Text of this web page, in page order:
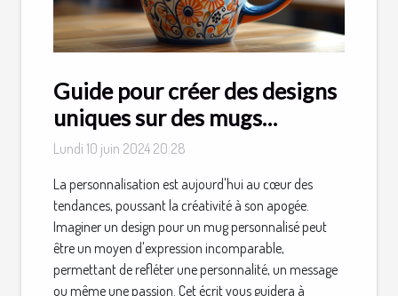
Guide pour créer des designs
uniques sur des mugs
personnalisés
Lundi 10 juin 2024 20:28
La personnalisation est aujourd'hui au cœur des
tendances, poussant la créativité à son apogée.
Imaginer un design pour un mug personnalisé peut
être un moyen d'expression incomparable,
permettant de refléter une personnalité, un message
ou même une passion. Cet écrit vous guidera à